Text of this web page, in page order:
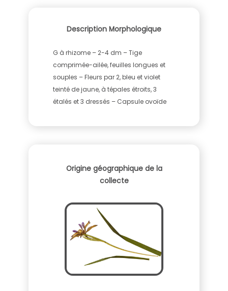
Description Morphologique
G à rhizome – 2-4 dm – Tige
comprimée-ailée, feuilles longues et
souples – Fleurs par 2, bleu et violet
teinté de jaune, à tépales étroits, 3
étalés et 3 dressés – Capsule ovoïde
Origine géographique de la
collecte